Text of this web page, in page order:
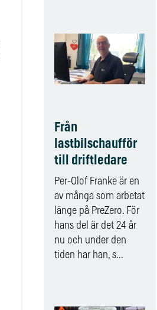
Från
lastbilschaufför
till driftledare
Per-Olof Franke är en
av många som arbetat
länge på PreZero. För
hans del är det 24 år
nu och under den
tiden har han, s...